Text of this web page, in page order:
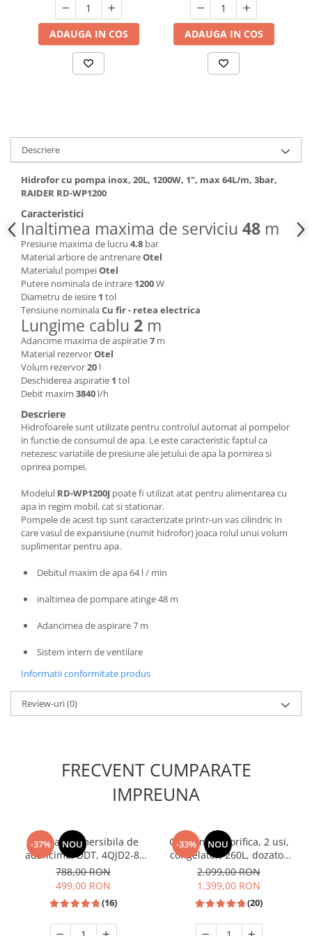
Hote bucatarie
Consumabile
Hote cupolare
Hote telescopice
Hote traditionale
Masini de Spalat Rufe & Uscatoare
Accesorii masini de spalat &
uscatoare
Masini automate de spalat rufe
Masini de spalat rufe cu uscator
Masini de spalat rufe verticale
Uscatoare de rufe
Masini de spalat vase
Masini de spalat vase incorporabile
Masini de spalat vase
independente
Motoburghiu/Foreza pamant
Pachete Incorporabile
Pirostrii & Arzatoare
Plasa umbrire
Pompe de stropit
Semanatoare,Plantatoare
Sere
Sobe pe gaz & electrice
Suflante & Aspiratoare
Aspiratoare
Unelte Gradinarit
Ventilatoare & Sisteme Racire
Aparate de aer conditionat
Ventilatoare
Zootehnie
expansiune 50 litri
ADAUGA IN COS ADAUGA IN COS
Descriere
Hidrofor cu pompa inox, 20L, 1200W, 1", max 64L/m, 3bar,
RAIDER RD-WP1200
Caracteristici
Inaltimea maxima de serviciu 48 m
Presiune maxima de lucru 4.8 bar
Material arbore de antrenareOtel
Materialul pompeiOtel
Putere nominala de intrare 1200W
Diametru de iesire 1 tol
Tensiune nominalaCu fir - retea electrica
Lungime cablu 2 m
Adancime maxima de aspiratie7 m
Material rezervorOtel
Volum rezervor20 l
Deschiderea aspiratie 1 tol
Debit maxim 3840 l/h
Descriere
Hidrofoarele sunt utilizate pentru controlul automat al pompelor
in functie de consumul de apa. Le este caracteristic faptul ca
netezesc variatiile de presiune ale jetului de apa la pornirea si
oprirea pompei.
Modelul RD-WP1200J poate fi utilizat atat pentru alimentarea cu
apa in regim mobil, cat si stationar.
Pompele de acest tip sunt caracterizate printr-un vas cilindric in
care vasul de expansiune (numit hidrofor) joaca rolul unui volum
suplimentar pentru apa.
Debitul maxim de apa 64 l / min
inaltimea de pompare atinge 48 m
Adancimea de aspirare 7 m
Sistem intern de ventilare
Informatii conformitate produs
Review-uri(0)
FRECVENT CUMPARATE
IMPREUNA
-37% NOU
Pompa submersibila de
adancime, DDT, 4QJD2-8,
1500 W, 8 turbine, Inox,
cablu 25m
788,00 RON
499,00 RON
(16)
-33% NOU
Combina frigorifica, 2 usi,
congelator, 260L, dozator
de apa, Inox, SAMUS
2.099,00 RON
1.399,00 RON
(20)